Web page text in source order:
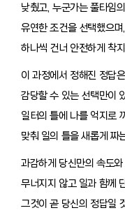
낮췄고, 누군가는 풀타임
유연한 조건을 선택했으
하나씩 건너 안전하게 착
이 과정에서 정해진 정답
감당할 수 있는 선택만이
일터의 틀에 나를 억지로
맞춰 일의 틀을 새롭게 짜
과감하게 당신만의 속도
무너지지 않고 일과 함께
그것이 곧 당신의 정답일